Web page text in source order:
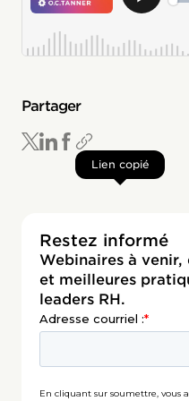
Partager
Lien copié
Restez informé
Webinaires à
et meilleures
leaders RH.